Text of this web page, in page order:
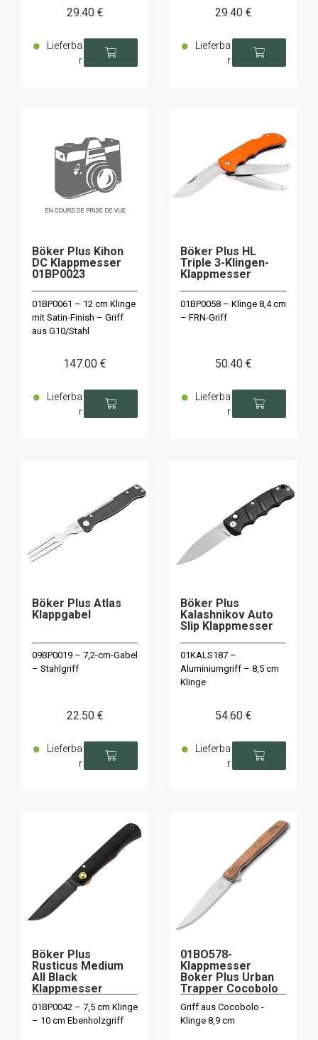
29.40 €
Lieferba
r
29.40 €
Lieferba
r
Böker Plus Kihon
DC Klappmesser
01BP0023
01BP0061 – 12 cm Klinge
mit Satin-Finish – Griff
aus G10/Stahl
147.00 €
Lieferba
r
Böker Plus HL
Triple 3-Klingen-
Klappmesser
01BP0058 – Klinge 8,4 cm
– FRN-Griff
50.40 €
Lieferba
r
Böker Plus Atlas
Klappgabel
09BP0019 – 7,2-cm-Gabel
– Stahlgriff
22.50 €
Lieferba
r
Böker Plus
Kalashnikov Auto
Slip Klappmesser
01KALS187 –
Aluminiumgriff – 8,5 cm
Klinge
54.60 €
Lieferba
r
Böker Plus
Rusticus Medium
All Black
Klappmesser
01BP0042 – 7,5 cm Klinge
– 10 cm Ebenholzgriff
01BO578-
Klappmesser
Boker Plus Urban
Trapper Cocobolo
Griff aus Cocobolo -
Klinge 8,9 cm